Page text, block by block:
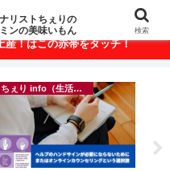
味いもんが満載！
産！はこの赤帯をタッチ！
ちぇり info（生活情報）
リストちぇりの
ンの美味いもん
検索